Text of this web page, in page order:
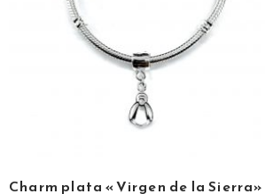
Charm plata «Virgen de la Sierra»